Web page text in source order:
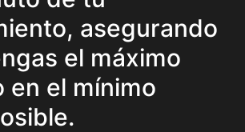
asegurando
el máximo
en el mínimo